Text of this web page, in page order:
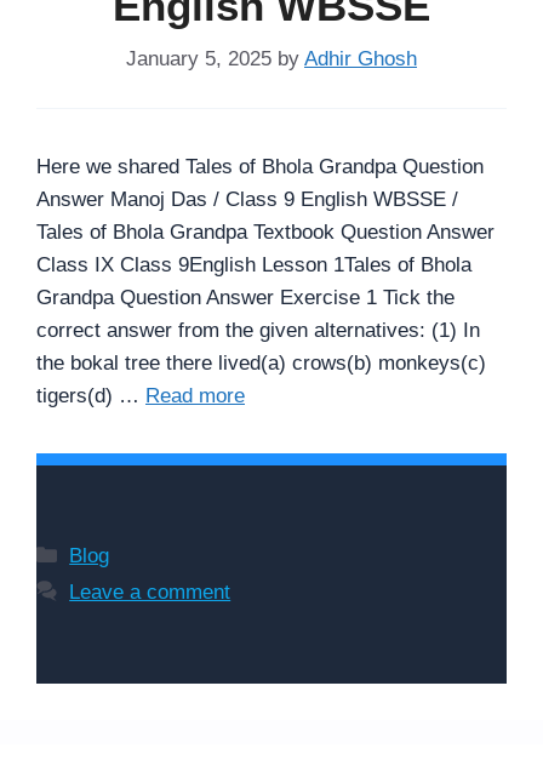
January 5, 2025 by Adhir Ghosh
Here we shared Tales of Bhola Grandpa Question
Answer Manoj Das / Class 9 English WBSSE /
Tales of Bhola Grandpa Textbook Question Answer
Class IX Class 9English Lesson 1Tales of Bhola
Grandpa Question Answer Exercise 1 Tick the
correct answer from the given alternatives: (1) In
the bokal tree there lived(a) crows(b) monkeys(c)
tigers(d) … Read more
Categories
Blog
Leave a comment